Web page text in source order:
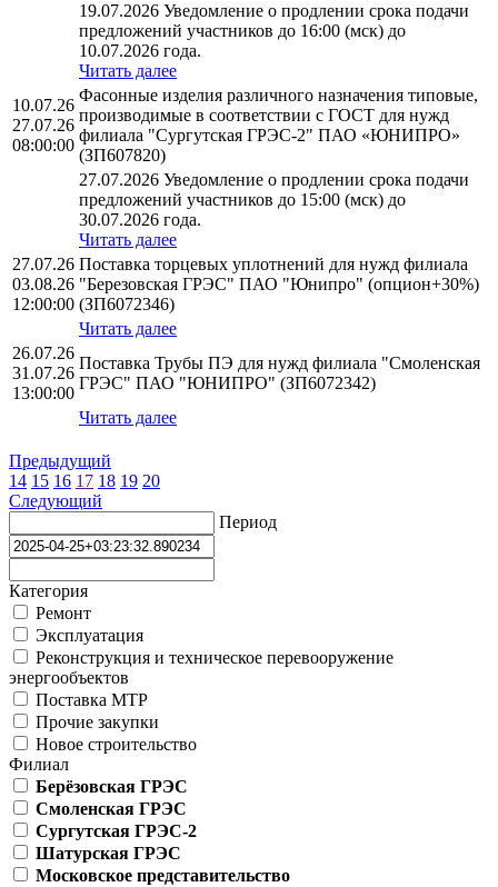
19.07.2026 Уведомление о продлении срока подачи
предложений участников до 16:00 (мск) до
10.07.2026 года.
Читать далее
10.07.26
27.07.26
08:00:00
Фасонные изделия различного назначения типовые,
производимые в соответствии с ГОСТ для нужд
филиала "Сургутская ГРЭС-2" ПАО «ЮНИПРО»
(ЗП607820)
27.07.2026 Уведомление о продлении срока подачи
предложений участников до 15:00 (мск) до
30.07.2026 года.
Читать далее
27.07.26
03.08.26
12:00:00
Поставка торцевых уплотнений для нужд филиала
"Березовская ГРЭС" ПАО "Юнипро" (опцион+30%)
(ЗП6072346)
Читать далее
26.07.26
31.07.26
13:00:00
Поставка Трубы ПЭ для нужд филиала "Смоленская
ГРЭС" ПАО "ЮНИПРО" (ЗП6072342)
Читать далее
Предыдущий
14 15 16 17 18 19 20
Следующий
Период
Категория
Ремонт
Эксплуатация
Реконструкция и техническое перевооружение
энергообъектов
Поставка МТР
Прочие закупки
Новое строительство
Филиал
Берёзовская ГРЭС
Смоленская ГРЭС
Сургутская ГРЭС-2
Шатурская ГРЭС
Московское представительство